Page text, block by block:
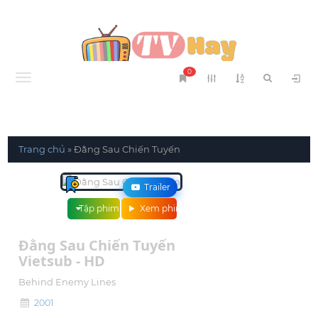
Menu
0
Trang chủ »Đằng Sau Chiến Tuyến
Trailer
Xem phim
Tập phim
Đằng Sau Chiến Tuyến
Vietsub - HD
Behind Enemy Lines
2001